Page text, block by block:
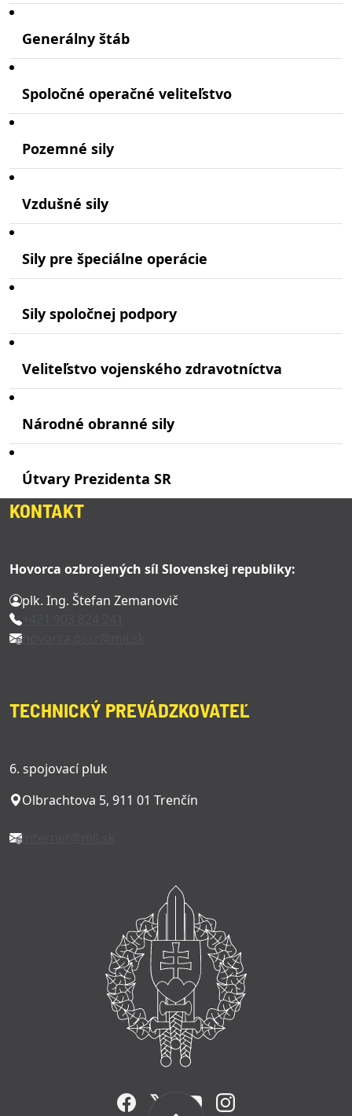
Generálny štáb
Spoločné operačné veliteľstvo
Pozemné sily
Vzdušné sily
Sily pre špeciálne operácie
Sily spoločnej podpory
Veliteľstvo vojenského zdravotníctva
Národné obranné sily
Útvary Prezidenta SR
KONTAKT
Hovorca ozbrojených síl Slovenskej republiky:
plk. Ing. Štefan Zemanovič
TECHNICKÝ PREVÁDZKOVATEĽ
6. spojovací pluk
Olbrachtova 5, 911 01 Trenčín